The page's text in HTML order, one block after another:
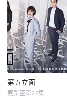
第五立面
更新至第27集